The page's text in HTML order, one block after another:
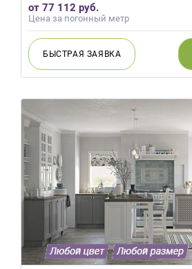
от 77 112 руб.
Цена за погонный метр
БЫСТРАЯ ЗАЯВКА